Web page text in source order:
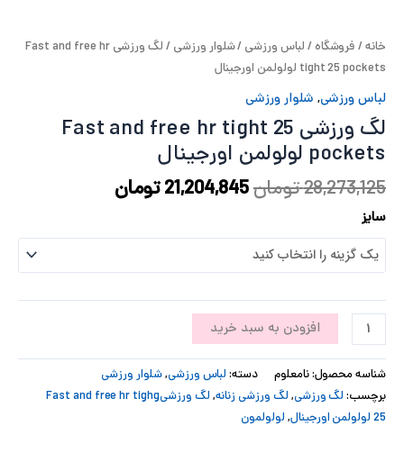
خانه/فروشگاه/لباس ورزشی/شلوار ورزشی
/ لگ ورزشی Fast and free hr
tight 25 pockets لولولمن اورجینال
لباس ورزشی, شلوار ورزشی
لگ ورزشی Fast and free hr tight 25
pockets لولولمن اورجینال
28,273,125تومان21,204,845تومان
سایز
افزودن به سبد خرید
شناسه محصول:نامعلوم دسته:لباس ورزشی,شلوار ورزشی
برچسب:لگ ورزشی,لگ ورزشی زنانه,
لگ ورزشیFast and free hr tighg
25 لولولمن اورجینال
,لولولمون